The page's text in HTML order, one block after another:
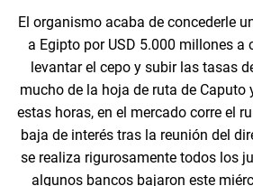
El organismo acaba de concederle
a Egipto por USD 5.000 millones a
levantar el cepo y subir las tasas
mucho de la hoja de ruta de Caputo
estas horas, en el mercado corre el
baja de interés tras la reunión del
se realiza rigurosamente todos los
algunos bancos bajaron este